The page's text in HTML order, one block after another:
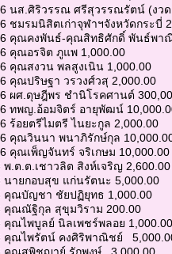
นส.ศิริวรรณ ศรีสุวรรณรัตน์ (งว
ชมรมนิสิตเก่าจุฬาฯจังหวัดกระบี่
คุณคงพันธ์-คุณสิทธิศักดิ์ พันธ์พา
คุณอรจิต ภูแพ 1,000.00
คุณสงวน พลสูงเนิน 1,000.00
คุณปริษฐา วรวงศ์วสุ 2,000.00
ผศ.ดุษฎีพร ชำนิโรคศานต์
ทพญ.อ้อมจิตร์ อายุพัฒน์
ร้อยตรีไมตรี ไนยะกูล 2,000.00
คุณวินนา พนาภิรักษ์กุล
คุณเพ็ญจันทร์ จริเกษม 10,000.00
พ.ต.ต.เชาวลิต สิงห์เจริญ
นายกอบสุข แก่นรัตนะ 5,000.00
คุณบัญชา ชัยปฏิยุทธ 1,000.00
คุณณัฐิกุล สุขุมวิราม 200.00
คุณไพบูลย์ นิลเพชร์พลอย
คุณไพรัตน์ คงศิริพาณิชย์
คุณสุพิชญาย์ รักพงษ์ 3,000.00